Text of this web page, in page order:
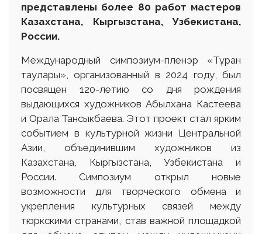
представлены более 80 работ мастеров
Казахстана, Кыргызстана, Узбекистана,
России.
Международный симпозиум-пленэр «Тұран
таулары», организованный в 2024 году, был
посвящен 120-летию со дня рождения
выдающихся художников Абылхана Кастеева
и Орала Тансыкбаева. Этот проект стал ярким
событием в культурной жизни Центральной
Азии, объединившим художников из
Казахстана, Кыргызстана, Узбекистана и
России. Симпозиум открыл новые
возможности для творческого обмена и
укрепления культурных связей между
тюркскими странами, став важной площадкой